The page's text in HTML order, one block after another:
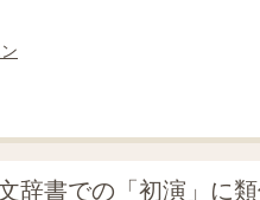
辞書での「初演」に